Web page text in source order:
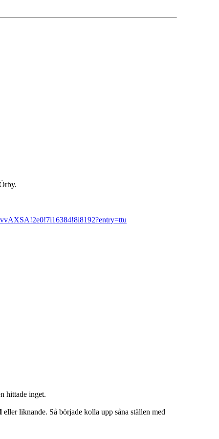
hittade inget.
eller liknande. Så började kolla upp såna ställen med